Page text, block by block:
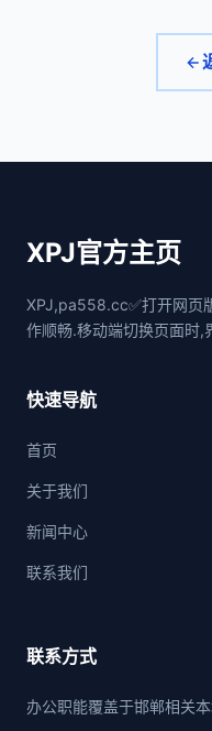
XPJ官方主页
XPJ,pa558.cc✅打开网页
作顺畅.移动端切换页面时,
快速导航
首页
关于我们
新闻中心
联系我们
联系方式
办公职能覆盖于邯郸相关